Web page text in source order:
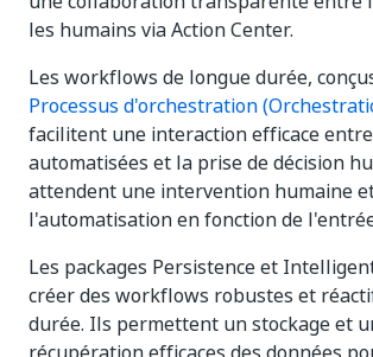
les humains via Action Center.
Les workflows de longue durée,
Processus d'orchestration
facilitent une interaction efficace
automatisées et la prise de décision
attendent une intervention humaine
l'automatisation en fonction de
Les packages Persistence et
créer des workflows robustes et
durée. Ils permettent un stockage et